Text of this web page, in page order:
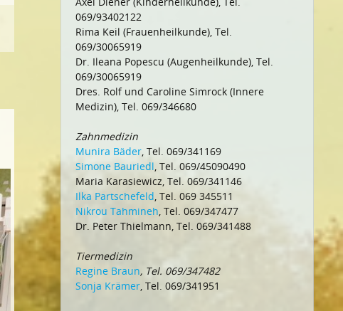
069/93402122
Rima Keil (Frauenheilkunde), Tel.
069/30065919
Dr. Ileana Popescu (Augenheilkunde), Tel.
069/30065919
Dres. Rolf und Caroline Simrock (Innere
Medizin), Tel. 069/346680
Zahnmedizin
Munira Bäder, Tel. 069/341169
Simone Bauriedl, Tel. 069/45090490
Maria Karasiewicz, Tel. 069/341146
Ilka Partschefeld, Tel. 069 345511
Nikrou Tahmineh, Tel. 069/347477
Dr. Peter Thielmann, Tel. 069/341488
Tiermedizin
Regine Braun, Tel. 069/347482
Sonja Krämer, Tel. 069/341951